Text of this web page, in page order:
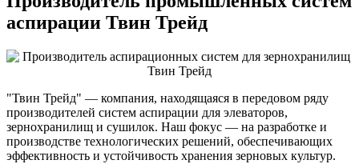
аспирации Твин Трейд
"Твин Трейд" — компания, находящаяся в передовом ряду
производителей систем аспирации для элеваторов,
зернохранилищ и сушилок. Наш фокус — на разработке и
производстве технологических решений, обеспечивающих
эффективность и устойчивость хранения зерновых культур.